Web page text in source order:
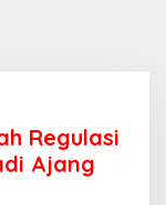
Regulasi
Ajang